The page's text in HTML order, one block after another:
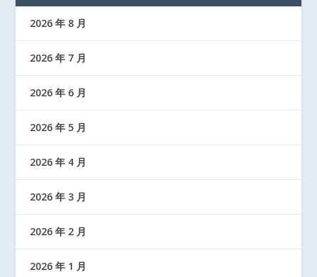
2026 年 8 月
2026 年 7 月
2026 年 6 月
2026 年 5 月
2026 年 4 月
2026 年 3 月
2026 年 2 月
2026 年 1 月